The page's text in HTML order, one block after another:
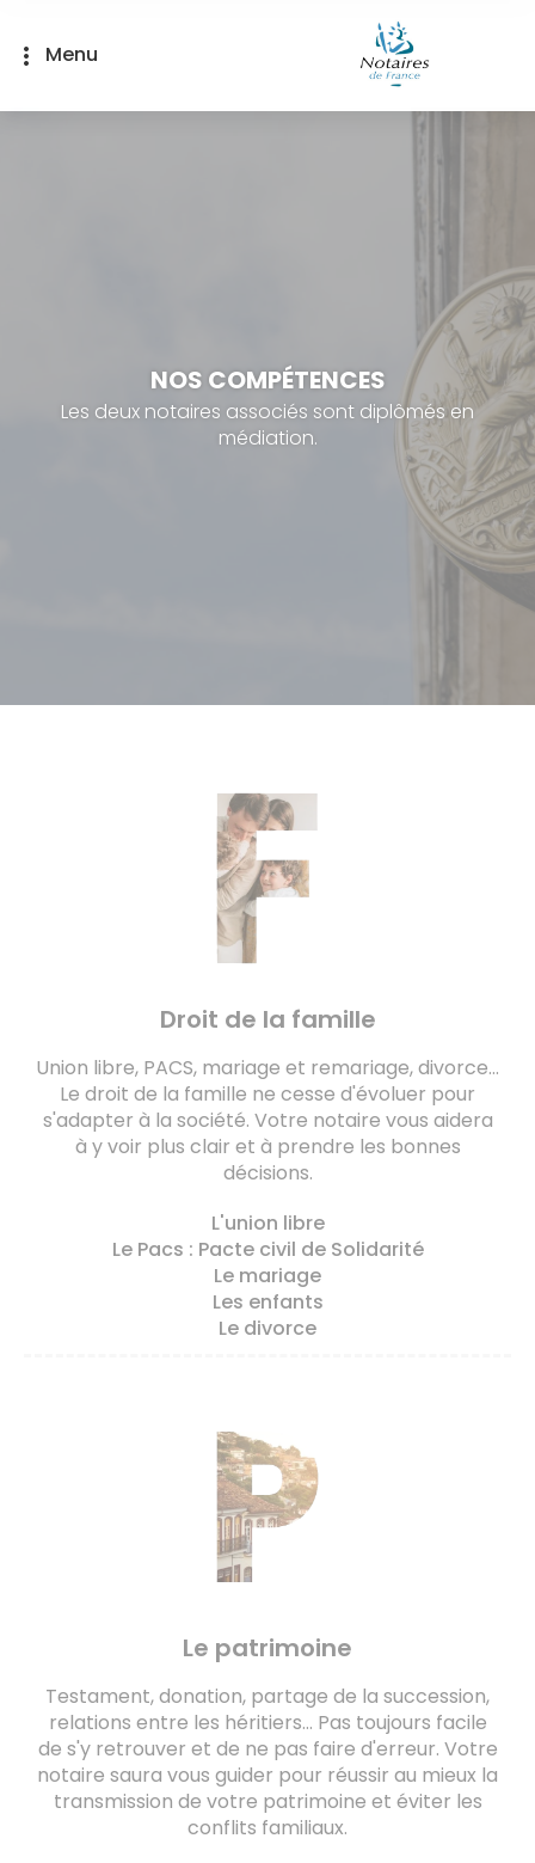
more_vert Menu
NOS COMPÉTENCES
Les deux notaires associés sont diplômés en
médiation.
Droit de la famille
Union libre, PACS, mariage et remariage, divorce...
Le droit de la famille ne cesse d'évoluer pour
s'adapter à la société. Votre notaire vous aidera
à y voir plus clair et à prendre les bonnes
décisions.
L'union libre
Le Pacs : Pacte civil de Solidarité
Le mariage
Les enfants
Le divorce
Le patrimoine
Testament, donation, partage de la succession,
relations entre les héritiers... Pas toujours facile
de s'y retrouver et de ne pas faire d'erreur. Votre
notaire saura vous guider pour réussir au mieux la
transmission de votre patrimoine et éviter les
conflits familiaux.